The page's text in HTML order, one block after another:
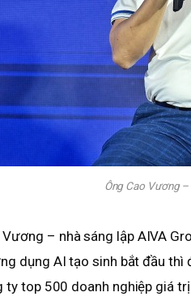
Ông Cao Vương
– nhà sáng lập AIVA
dụng AI tạo sinh bắt đầu thì
ty top 500 doanh nghiệp giá